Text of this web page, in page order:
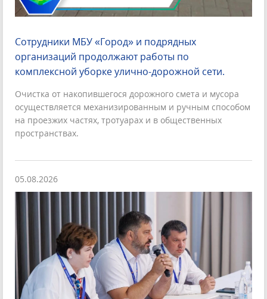
Сотрудники МБУ «Город» и подрядных
организаций продолжают работы по
комплексной уборке улично-дорожной сети.
Очистка от накопившегося дорожного смета и мусора
осуществляется механизированным и ручным способом
на проезжих частях, тротуарах и в общественных
пространствах.
05.08.2026